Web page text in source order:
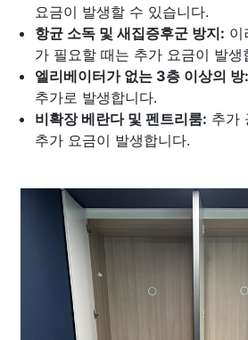
요금이 발생할 수 있습니다.
항균 소독 및 새집증후군 방지: 이
가 필요할 때는 추가 요금이 발생
엘리베이터가 없는 3층 이상의 방:
추가로 발생합니다.
비확장 베란다 및 펜트리룸: 추가
추가 요금이 발생합니다.